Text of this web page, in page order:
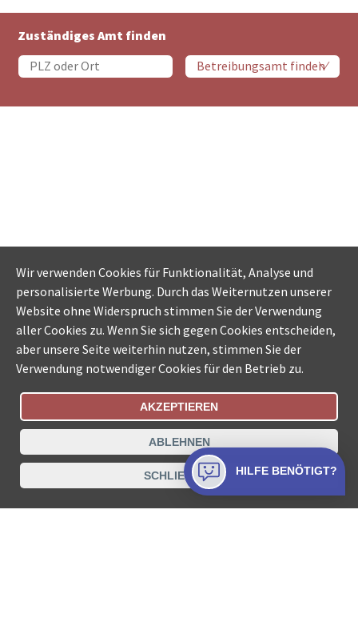
Zuständiges Amt finden
Bestellungsstatus Ämtersuche der Schweiz
Datenschutz Impressum Nutzungsbestimmungen
Kontakt
Wir verwenden Cookies für Funktionalität, Analyse und
personalisierte Werbung. Durch das Weiternutzen unserer
Website ohne Widerspruch stimmen Sie der Verwendung
aller Cookies zu. Wenn Sie sich gegen Cookies entscheiden,
aber unsere Seite weiterhin nutzen, stimmen Sie der
Verwendung notwendiger Cookies für den Betrieb zu.
AKZEPTIEREN
ABLEHNEN
SCHLIESSEN HILFE BENÖTIGT?